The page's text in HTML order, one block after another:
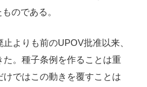
のである。
よりも前のUPOV批准以来、
。種子条例を作ることは重
ではこの動きを覆すことは